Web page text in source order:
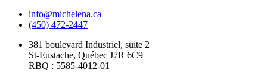
info@michelena.ca
(450) 472-2447
381 boulevard Industriel, suite 2
St-Eustache, Québec J7R 6C9
RBQ : 5585-4012-01